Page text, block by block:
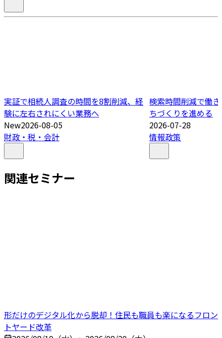
実証で相続人調査の時間を8割削減、経
験に左右されにくい業務へ
New2026-08-05
財政・税・会計
検索時間削減で働
ちづくりを進める
2026-07-28
情報政策
関連セミナー
形だけのデジタル化から脱却！住民も職員も楽になるフロン
トヤード改革